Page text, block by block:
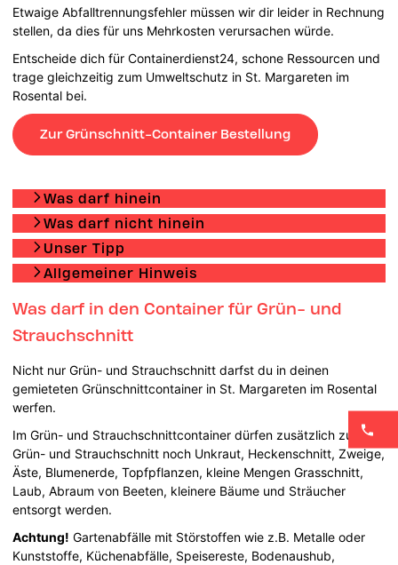
Etwaige Abfalltrennungsfehler müssen wir dir leider in Rechnung
stellen, da dies für uns Mehrkosten verursachen würde.
Entscheide dich für Containerdienst24, schone Ressourcen und
trage gleichzeitig zum Umweltschutz in St. Margareten im
Rosental bei.
Zur Grünschnitt-Container Bestellung
Was darf hinein
Was darf nicht hinein
Unser Tipp
Allgemeiner Hinweis
Was darf in den Container für Grün- und
Strauchschnitt
Nicht nur Grün- und Strauchschnitt darfst du in deinen
gemieteten Grünschnittcontainer in St. Margareten im Rosental
werfen.
Im Grün- und Strauchschnittcontainer dürfen zusätzlich zu
Grün- und Strauchschnitt noch Unkraut, Heckenschnitt, Zweige,
Äste, Blumenerde, Topfpflanzen, kleine Mengen Grasschnitt,
Laub, Abraum von Beeten, kleinere Bäume und Sträucher
entsorgt werden.
Achtung! Gartenabfälle mit Störstoffen wie z.B. Metalle oder
Kunststoffe, Küchenabfälle, Speisereste, Bodenaushub,